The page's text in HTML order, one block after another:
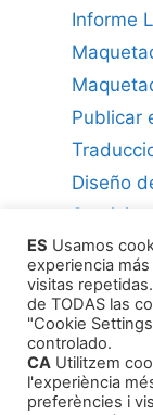
Informe
Publicar
Diseño
Servicios
Cómo
Agentes
ES Usamos
experiencia
visitas
de TODAS las
"Cookie
controlado.
CA Utilitzem
l'experiència
preferències i